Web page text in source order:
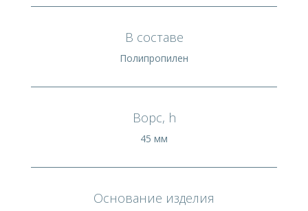
В составе
Полипропилен
Ворс, h
45 мм
Основание изделия